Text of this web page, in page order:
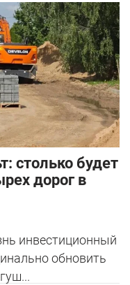
столько будет
дорог в
инвестиционный
обновить